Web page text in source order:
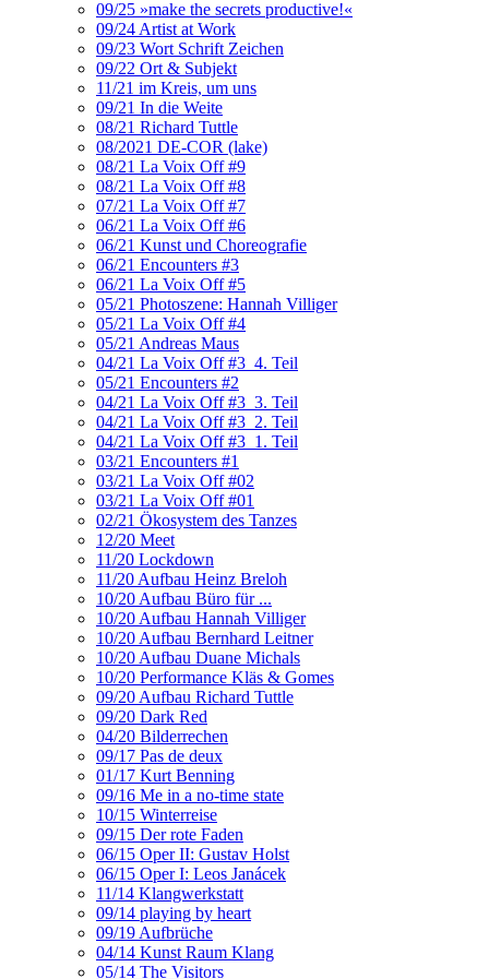
09/25 »make the secrets productive!«
09/24 Artist at Work
09/23 Wort Schrift Zeichen
09/22 Ort & Subjekt
11/21 im Kreis, um uns
09/21 In die Weite
08/21 Richard Tuttle
08/2021 DE-COR (lake)
08/21 La Voix Off #9
08/21 La Voix Off #8
07/21 La Voix Off #7
06/21 La Voix Off #6
06/21 Kunst und Choreografie
06/21 Encounters #3
06/21 La Voix Off #5
05/21 Photoszene: Hannah Villiger
05/21 La Voix Off #4
05/21 Andreas Maus
04/21 La Voix Off #3_4. Teil
05/21 Encounters #2
04/21 La Voix Off #3_3. Teil
04/21 La Voix Off #3_2. Teil
04/21 La Voix Off #3_1. Teil
03/21 Encounters #1
03/21 La Voix Off #02
03/21 La Voix Off #01
02/21 Ökosystem des Tanzes
12/20 Meet
11/20 Lockdown
11/20 Aufbau Heinz Breloh
10/20 Aufbau Büro für ...
10/20 Aufbau Hannah Villiger
10/20 Aufbau Bernhard Leitner
10/20 Aufbau Duane Michals
10/20 Performance Kläs & Gomes
09/20 Aufbau Richard Tuttle
09/20 Dark Red
04/20 Bilderrechen
09/17 Pas de deux
01/17 Kurt Benning
09/16 Me in a no-time state
10/15 Winterreise
09/15 Der rote Faden
06/15 Oper II: Gustav Holst
06/15 Oper I: Leos Janácek
11/14 Klangwerkstatt
09/14 playing by heart
09/19 Aufbrüche
04/14 Kunst Raum Klang
05/14 The Visitors